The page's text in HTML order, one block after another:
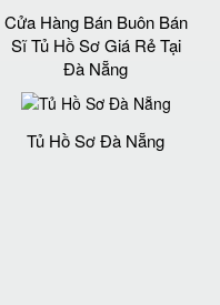
Cửa Hàng Bán Buôn Bán
Sĩ Tủ Hồ Sơ Giá Rẻ Tại
Đà Nẵng
Tủ Hồ Sơ Đà Nẵng